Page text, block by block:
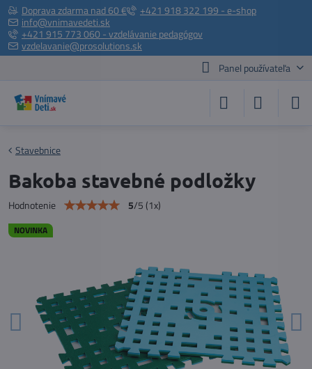
Doprava zdarma nad 60 €
+421 918 322 199 - e-shop
info@vnimavedeti.sk
+421 915 773 060 - vzdelávanie pedagógov
vzdelavanie@prosolutions.sk
Panel používateľa
NOVINKA
Stavebnice
Bakoba stavebné podložky
Hodnotenie 5/5(1x)